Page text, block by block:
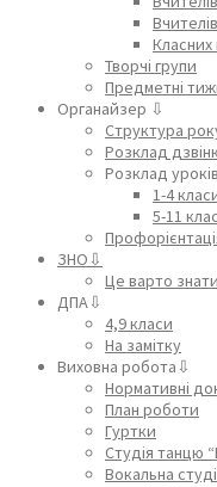
Класних
Творчі групи
Предметні
Органайзер ⇩
Структура
Розклад
Розклад
1-4
5-11
ЗНО⇩
Це варто
ДПА⇩
4,9 класи
На замітку
Виховна робота⇩
Нормативні
План роботи
Гуртки
Студія танцю
Вокальна